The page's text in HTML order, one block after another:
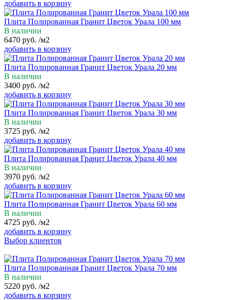
добавить в корзину
Плита Полированная Гранит Цветок Урала 100 мм
В наличии
6470 руб. /м2
добавить в корзину
Плита Полированная Гранит Цветок Урала 20 мм
В наличии
3400 руб. /м2
добавить в корзину
Плита Полированная Гранит Цветок Урала 30 мм
В наличии
3725 руб. /м2
добавить в корзину
Плита Полированная Гранит Цветок Урала 40 мм
В наличии
3970 руб. /м2
добавить в корзину
Плита Полированная Гранит Цветок Урала 60 мм
В наличии
4725 руб. /м2
добавить в корзину
Выбор клиентов
Плита Полированная Гранит Цветок Урала 70 мм
В наличии
5220 руб. /м2
добавить в корзину